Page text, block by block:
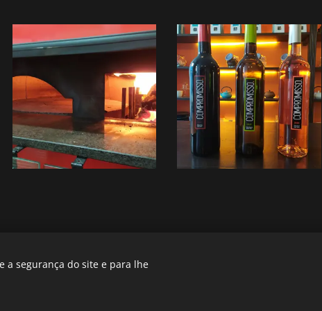
8300-165 Silves
a segurança do site e para lhe